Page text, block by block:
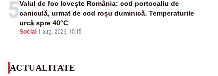
5
Social -1 aug. 2026, 10:15
Valul de foc lovește România: cod portocaliu de
caniculă, urmat de cod roșu duminică. Temperaturile
urcă spre 40°C
ACTUALITATE